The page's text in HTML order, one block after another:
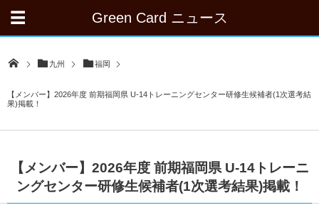
Green Card ニュース
九州 福岡
【メンバー】2026年度 前期福岡県 U-14トレーニングセンター研修生候補者(1次選考結
果)掲載！
【メンバー】2026年度 前期福岡県 U-14トレーニ
ングセンター研修生候補者(1次選考結果)掲載！